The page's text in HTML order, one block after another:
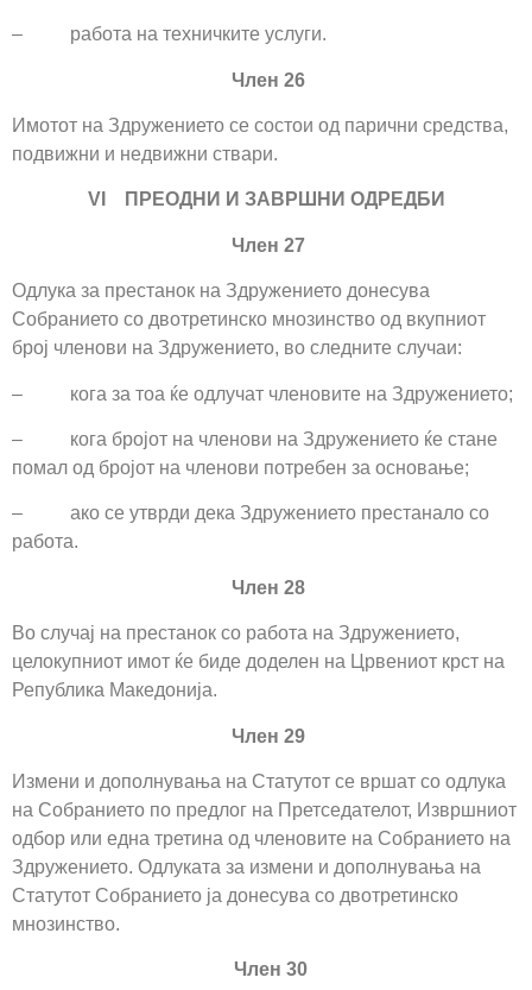
– работа на техничките услуги.
Член 26
Имотот на Здружението се состои од парични средства,
подвижни и недвижни ствари.
VI ПРЕОДНИ И ЗАВРШНИ ОДРЕДБИ
Член 27
Одлука за престанок на Здружението донесува
Собранието со двотретинско мнозинство од вкупниот
број членови на Здружението, во следните случаи:
– кога за тоа ќе одлучат членовите на Здружението;
– кога бројот на членови на Здружението ќе стане
помал од бројот на членови потребен за основање;
– ако се утврди дека Здружението престанало со
работа.
Член 28
Во случај на престанок со работа на Здружението,
целокупниот имот ќе биде доделен на Црвениот крст на
Република Македонија.
Член 29
Измени и дополнувања на Статутот се вршат со одлука
на Собранието по предлог на Претседателот, Извршниот
одбор или една третина од членовите на Собранието на
Здружението. Одлуката за измени и дополнувања на
Статутот Собранието ја донесува со двотретинско
мнозинство.
Член 30